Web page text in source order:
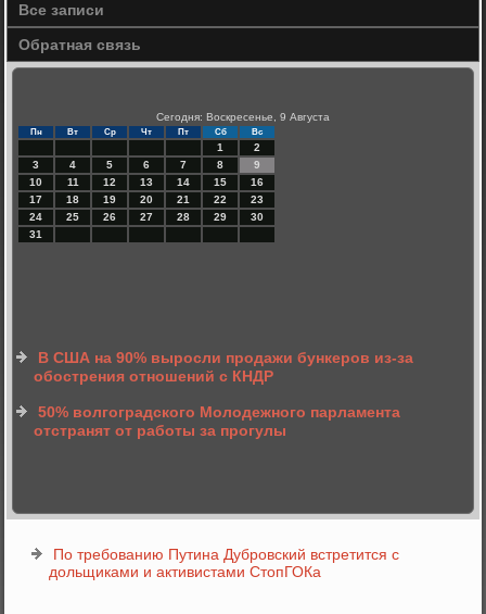
Все записи
Обратная связь
Сегодня: Воскресенье, 9 Августа
Пн Вт Ср Чт Пт Сб Вс
1
2
3
4 5 6 7 8
9
10
11 12 13 14 15
16
17
18 19 20 21 22
23
24
25 26 27 28 29
30
31
В США на 90% выросли продажи бункеров из-за
обострения отношений с КНДР
50% волгоградского Молодежного парламента
отстранят от работы за прогулы
По требованию Путина Дубровский встретится с
дольщиками и активистами СтопГОКа